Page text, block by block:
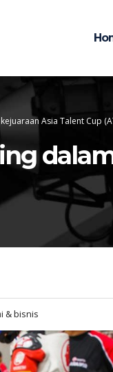
Asia Talent Cup
& bisnis